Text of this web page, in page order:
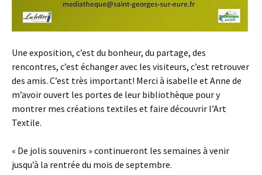
Une exposition, c’est du bonheur, du partage, des
rencontres, c’est échanger avec les visiteurs, c’est retrouver
des amis. C’est très important! Merci à isabelle et Anne de
m’avoir ouvert les portes de leur bibliothèque pour y
montrer mes créations textiles et faire découvrir l’Art
Textile.
« De jolis souvenirs » continueront les semaines à venir
jusqu’à la rentrée du mois de septembre.